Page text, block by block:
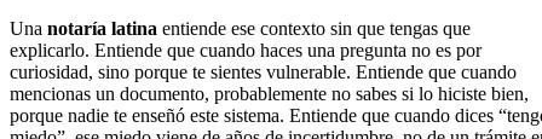
Una notaría latina entiende ese contexto sin que tengas que
explicarlo. Entiende que cuando haces una pregunta no es por
curiosidad, sino porque te sientes vulnerable. Entiende que cuando
mencionas un documento, probablemente no sabes si lo hiciste bien,
porque nadie te enseñó este sistema. Entiende que cuando dices